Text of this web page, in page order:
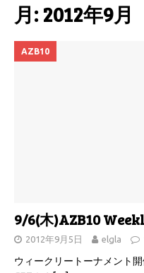
月:2012年9月
AZB10
9/6(木)AZB10
2012年9月5日 elgla
ウィークリートーナメント